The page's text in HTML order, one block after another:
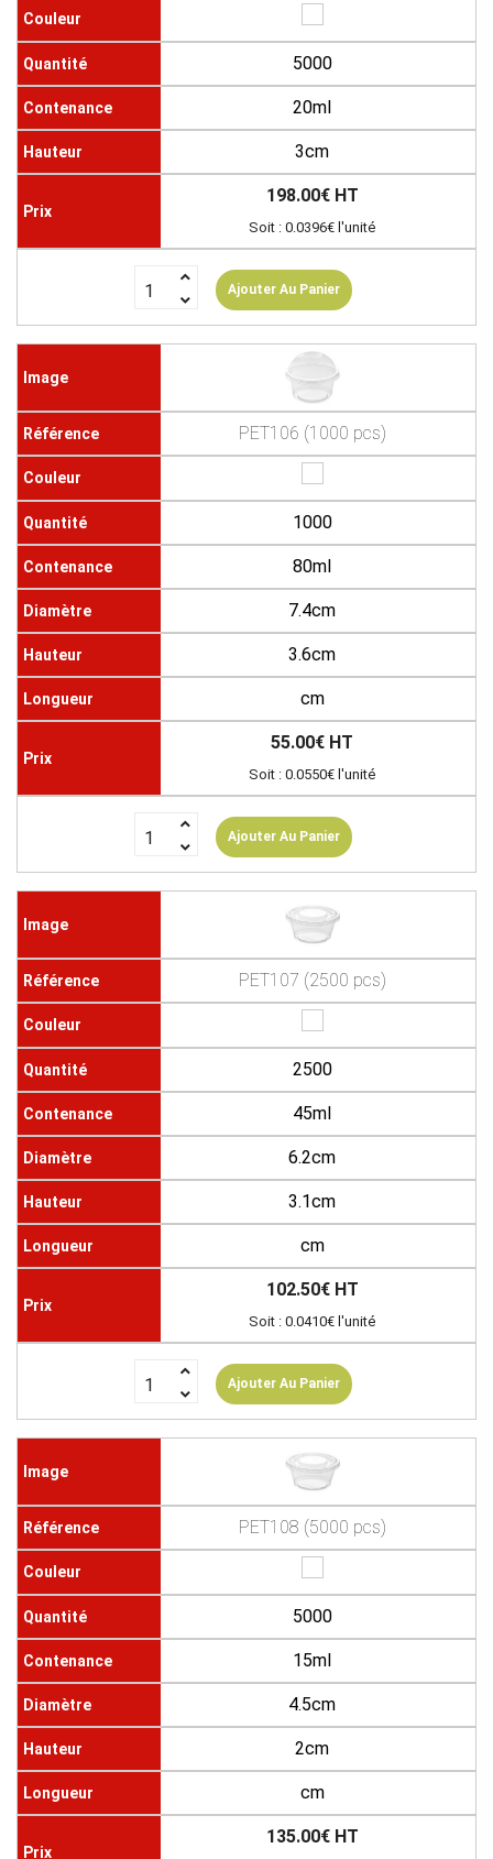
5000
20ml
3cm
198.00€ HT
Soit : 0.0396€ l'unité
Ajouter Au Panier
PET106 (1000 pcs)
1000
80ml
7.4cm
3.6cm
cm
55.00€ HT
Soit : 0.0550€ l'unité
Ajouter Au Panier
PET107 (2500 pcs)
2500
45ml
6.2cm
3.1cm
cm
102.50€ HT
Soit : 0.0410€ l'unité
Ajouter Au Panier
PET108 (5000 pcs)
5000
15ml
4.5cm
2cm
cm
135.00€ HT